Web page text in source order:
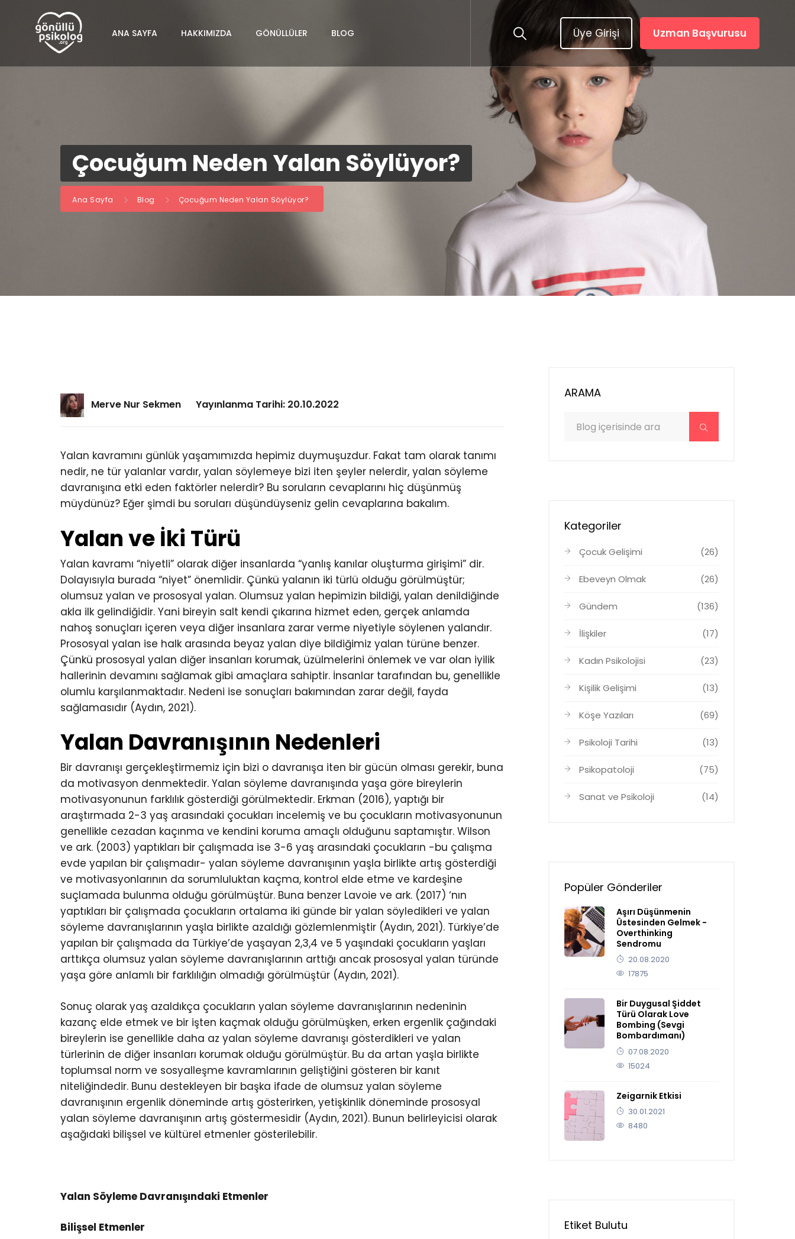
ANA SAYFA HAKKIMIZDA GÖNÜLLÜLER BLOG Üye Girişi Uzman Başvurusu
Çocuğum Neden Yalan Söylüyor?
Ana Sayfa Blog Çocuğum Neden Yalan Söylüyor?
Merve Nur Sekmen Yayınlanma Tarihi: 20.10.2022
Yalan kavramını günlük yaşamımızda hepimiz duymuşuzdur. Fakat tam olarak tanımı
nedir, ne tür yalanlar vardır, yalan söylemeye bizi iten şeyler nelerdir, yalan söyleme
davranışına etki eden faktörler nelerdir? Bu soruların cevaplarını hiç düşünmüş
müydünüz? Eğer şimdi bu soruları düşündüyseniz gelin cevaplarına bakalım.
Yalan ve İki Türü
Yalan kavramı “niyetli” olarak diğer insanlarda “yanlış kanılar oluşturma girişimi” dir.
Dolayısıyla burada “niyet” önemlidir. Çünkü yalanın iki türlü olduğu görülmüştür;
olumsuz yalan ve prososyal yalan. Olumsuz yalan hepimizin bildiği, yalan denildiğinde
akla ilk gelindiğidir. Yani bireyin salt kendi çıkarına hizmet eden, gerçek anlamda
nahoş sonuçları içeren veya diğer insanlara zarar verme niyetiyle söylenen yalandır.
Prososyal yalan ise halk arasında beyaz yalan diye bildiğimiz yalan türüne benzer.
Çünkü prososyal yalan diğer insanları korumak, üzülmelerini önlemek ve var olan iyilik
hallerinin devamını sağlamak gibi amaçlara sahiptir. İnsanlar tarafından bu, genellikle
olumlu karşılanmaktadır. Nedeni ise sonuçları bakımından zarar değil, fayda
sağlamasıdır (Aydın, 2021).
Yalan Davranışının Nedenleri
Bir davranışı gerçekleştirmemiz için bizi o davranışa iten bir gücün olması gerekir, buna
da motivasyon denmektedir. Yalan söyleme davranışında yaşa göre bireylerin
motivasyonunun farklılık gösterdiği görülmektedir. Erkman (2016), yaptığı bir
araştırmada 2-3 yaş arasındaki çocukları incelemiş ve bu çocukların motivasyonunun
genellikle cezadan kaçınma ve kendini koruma amaçlı olduğunu saptamıştır. Wilson
ve ark. (2003) yaptıkları bir çalışmada ise 3-6 yaş arasındaki çocukların -bu çalışma
evde yapılan bir çalışmadır- yalan söyleme davranışının yaşla birlikte artış gösterdiği
ve motivasyonlarının da sorumluluktan kaçma, kontrol elde etme ve kardeşine
suçlamada bulunma olduğu görülmüştür. Buna benzer Lavoie ve ark. (2017) ‘nın
yaptıkları bir çalışmada çocukların ortalama iki günde bir yalan söyledikleri ve yalan
söyleme davranışlarının yaşla birlikte azaldığı gözlemlenmiştir (Aydın, 2021). Türkiye’de
yapılan bir çalışmada da Türkiye’de yaşayan 2,3,4 ve 5 yaşındaki çocukların yaşları
arttıkça olumsuz yalan söyleme davranışlarının arttığı ancak prososyal yalan türünde
yaşa göre anlamlı bir farklılığın olmadığı görülmüştür (Aydın, 2021).
Sonuç olarak yaş azaldıkça çocukların yalan söyleme davranışlarının nedeninin
kazanç elde etmek ve bir işten kaçmak olduğu görülmüşken, erken ergenlik çağındaki
bireylerin ise genellikle daha az yalan söyleme davranışı gösterdikleri ve yalan
türlerinin de diğer insanları korumak olduğu görülmüştür. Bu da artan yaşla birlikte
toplumsal norm ve sosyalleşme kavramlarının geliştiğini gösteren bir kanıt
niteliğindedir. Bunu destekleyen bir başka ifade de olumsuz yalan söyleme
davranışının ergenlik döneminde artış gösterirken, yetişkinlik döneminde prososyal
yalan söyleme davranışının artış göstermesidir (Aydın, 2021). Bunun belirleyicisi olarak
aşağıdaki bilişsel ve kültürel etmenler gösterilebilir.
Yalan Söyleme Davranışındaki Etmenler
Bilişsel Etmenler
ARAMA
Kategoriler
Çocuk Gelişimi (26)
Ebeveyn Olmak (26)
Gündem (136)
İlişkiler (17)
Kadın Psikolojisi (23)
Kişilik Gelişimi (13)
Köşe Yazıları (69)
Psikoloji Tarihi (13)
Psikopatoloji (75)
Sanat ve Psikoloji (14)
Popüler Gönderiler
Aşırı Düşünmenin
Üstesinden Gelmek -
Overthinking
Sendromu
20.08.2020
17875
Bir Duygusal Şiddet
Türü Olarak Love
Bombing (Sevgi
Bombardımanı)
07.08.2020
15024
Zeigarnik Etkisi
30.01.2021
8480
Etiket Bulutu